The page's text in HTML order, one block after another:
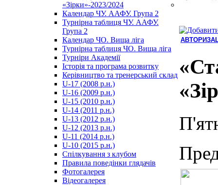
«Зірки»-2023/2024
Календар ЧУ. ААФУ. Група 2
Турнірна таблиця ЧУ. ААФУ.
Група 2
Календар ЧО. Вища ліга
Турнірна таблиця ЧО. Вища ліга
Турніри Академії
Історія та програма розвитку
Керівництво та тренерський склад
U-17 (2008 р.н.)
U-16 (2009 р.н.)
U-15 (2010 р.н.)
U-14 (2011 р.н.)
U-13 (2012 р.н.)
U-12 (2013 р.н.)
U-11 (2014 р.н.)
U-10 (2015 р.н.)
Спілкування з клубом
Правила поведінки глядачів
Фотогалерея
Відеогалерея